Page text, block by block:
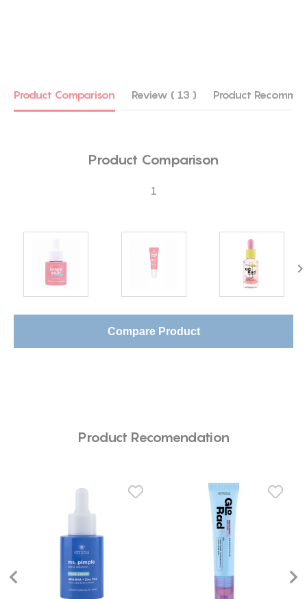
Product Comparison Review ( 13 ) Product
Product Comparison
1
Compare Product
Product Recomendation